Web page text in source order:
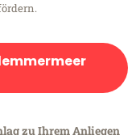
zu Ihrem Anliegen